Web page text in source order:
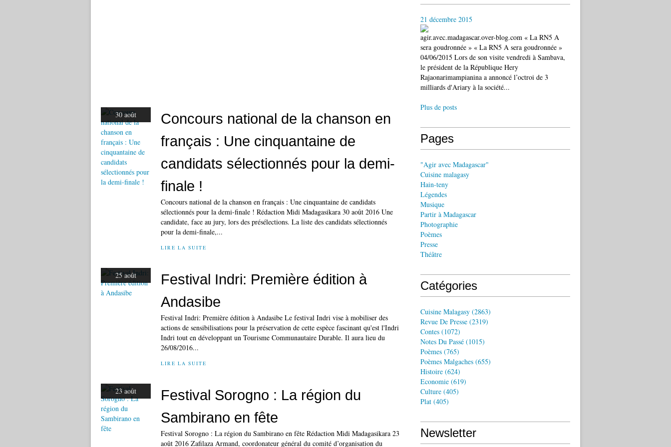
30 août
Concours national de la chanson en
français : Une cinquantaine de
candidats sélectionnés pour la demi-
finale !
Concours national de la chanson en français : Une cinquantaine de candidats
sélectionnés pour la demi-finale ! Rédaction Midi Madagasikara 30 août 2016 Une
candidate, face au jury, lors des présélections. La liste des candidats sélectionnés
pour la demi-finale,...
LIRE LA SUITE
25 août
Festival Indri: Première édition à
Andasibe
Festival Indri: Première édition à Andasibe Le festival Indri vise à mobiliser des
actions de sensibilisations pour la préservation de cette espèce fascinant qu'est l'Indri
Indri tout en développant un Tourisme Communautaire Durable. Il aura lieu du
26/08/2016...
LIRE LA SUITE
23 août
Festival Sorogno : La région du
Sambirano en fête
Festival Sorogno : La région du Sambirano en fête Rédaction Midi Madagasikara 23
août 2016 Zafilaza Armand, coordonateur général du comité d’organisation du
21 décembre 2015
agir.avec.madagascar.over-blog.com « La RN5 A
sera goudronnée » « La RN5 A sera goudronnée »
04/06/2015 Lors de son visite vendredi à Sambava,
le président de la République Hery
Rajaonarimampianina a annoncé l’octroi de 3
milliards d'Ariary à la société...
Plus de posts
Pages
"Agir avec Madagascar"
Cuisine malagasy
Hain-teny
Légendes
Musique
Partir à Madagascar
Photographie
Poèmes
Presse
Théâtre
Catégories
Cuisine Malagasy (2863)
Revue De Presse (2319)
Contes (1072)
Notes Du Passé (1015)
Poèmes (765)
Poèmes Malgaches (655)
Histoire (624)
Economie (619)
Culture (405)
Plat (405)
Newsletter